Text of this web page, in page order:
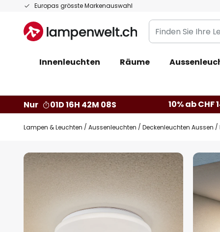
Europas grösste Markenauswahl
Zum
springen
Finden
Sie
Leuchte...
Innenleuchten Räume
Nur
01D 16H 42M 07S 10% ab CHF
Lampen & Leuchten Aussenleuchten Deckenleuchten Aussen
Zum
Ende
Bildgalerie